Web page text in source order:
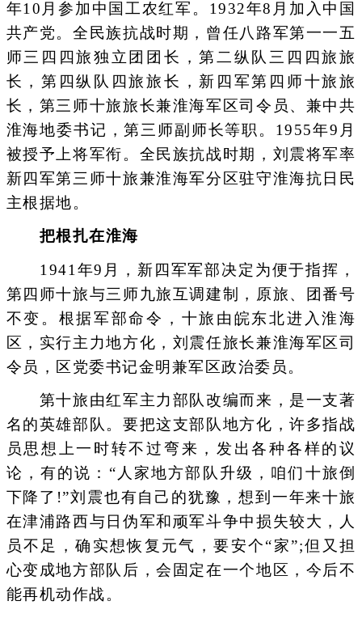
年10月参加中国工农红军。1932年8月加入中国
共产党。全民族抗战时期，曾任八路军第一一五
师三四四旅独立团团长，第二纵队三四四旅旅
长，第四纵队四旅旅长，新四军第四师十旅旅
长，第三师十旅旅长兼淮海军区司令员、兼中共
淮海地委书记，第三师副师长等职。1955年9月
被授予上将军衔。全民族抗战时期，刘震将军率
新四军第三师十旅兼淮海军分区驻守淮海抗日民
主根据地。
把根扎在淮海
1941年9月，新四军军部决定为便于指挥，
第四师十旅与三师九旅互调建制，原旅、团番号
不变。根据军部命令，十旅由皖东北进入淮海
区，实行主力地方化，刘震任旅长兼淮海军区司
令员，区党委书记金明兼军区政治委员。
第十旅由红军主力部队改编而来，是一支著
名的英雄部队。要把这支部队地方化，许多指战
员思想上一时转不过弯来，发出各种各样的议
论，有的说：“人家地方部队升级，咱们十旅倒
下降了!”刘震也有自己的犹豫，想到一年来十旅
在津浦路西与日伪军和顽军斗争中损失较大，人
员不足，确实想恢复元气，要安个“家”;但又担
心变成地方部队后，会固定在一个地区，今后不
能再机动作战。